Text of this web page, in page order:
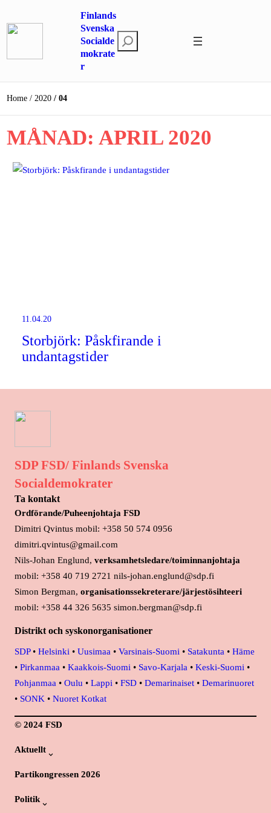
till
Finlands
Svenska
Socialde
mokrate
r
ö
Home 2020 04
MÅNAD: APRIL 2020
11.04.20
Storbjörk: Påskfirande i
undantagstider
SDP FSD/ Finlands Svenska
Socialdemokrater
Ta kontakt
Ordförande/Puheenjohtaja FSD
Dimitri Qvintus mobil: +358 50 574 0956
dimitri.qvintus@gmail.com
Nils-Johan Englund, verksamhetsledare/toiminnanjohtaja
mobil: +358 40 719 2721 nils-johan.englund@sdp.fi
Simon Bergman, organisationssekreterare/järjestösihteeri
mobil: +358 44 326 5635 simon.bergman@sdp.fi
Distrikt och syskonorganisationer
SDP• Helsinki • Uusimaa • Varsinais-Suomi • Satakunta • Häme
• Pirkanmaa • Kaakkois-Suomi • Savo-Karjala • Keski-Suomi •
Pohjanmaa • Oulu • Lappi • FSD • Demarinaiset • Demarinuoret
• SONK • Nuoret Kotkat
© 2024 FSD
Aktuellt
Partikongressen 2026
Politik